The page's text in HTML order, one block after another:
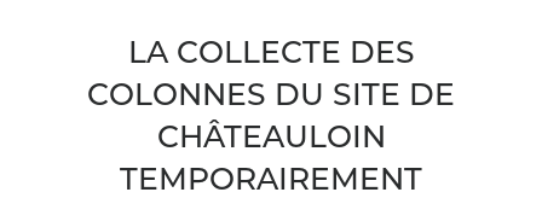
LA COLLECTE DES
COLONNES DU SITE DE
CHÂTEAULOIN
TEMPORAIREMENT